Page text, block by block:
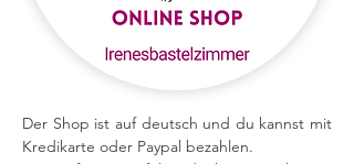
Der Shop ist auf deutsch und du kannst mit
Kredikarte oder Paypal bezahlen.